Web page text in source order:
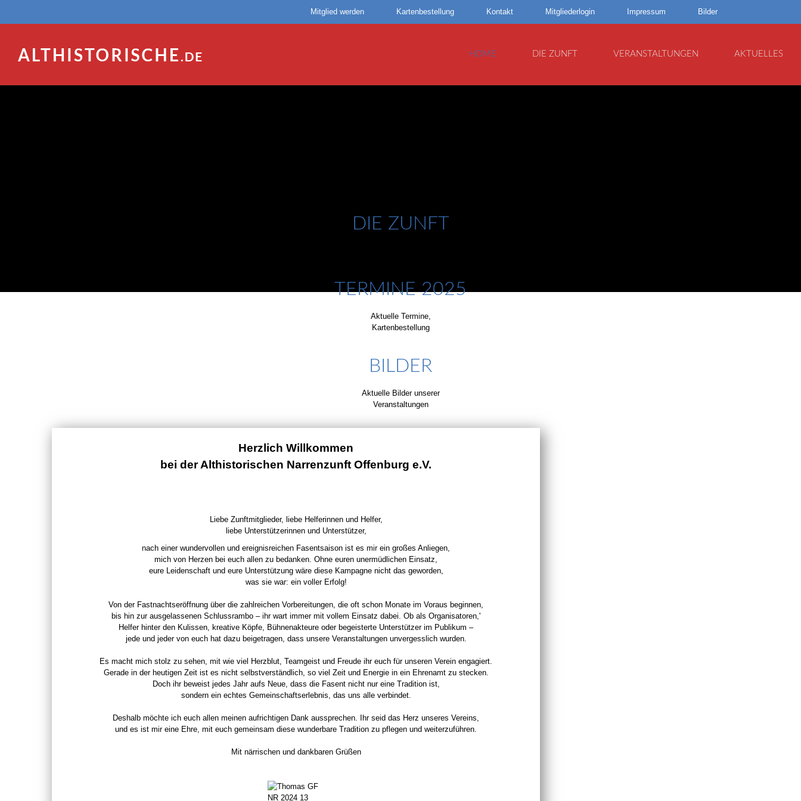
Mitglied werden Kartenbestellung Kontakt Mitgliederlogin Impressum Bilder
HOME DIE ZUNFT VERANSTALTUNGEN AKTUELLES
DIE ZUNFT
TERMINE 2025
Aktuelle Termine,
Kartenbestellung
BILDER
Aktuelle Bilder unserer
Veranstaltungen
Herzlich Willkommen
bei der Althistorischen Narrenzunft Offenburg e.V.
Liebe Zunftmitglieder, liebe Helferinnen und Helfer,
liebe Unterstützerinnen und Unterstützer,
nach einer wundervollen und ereignisreichen Fasentsaison ist es mir ein großes Anliegen,
mich von Herzen bei euch allen zu bedanken. Ohne euren unermüdlichen Einsatz,
eure Leidenschaft und eure Unterstützung wäre diese Kampagne nicht das geworden,
was sie war: ein voller Erfolg!
Von der Fastnachtseröffnung über die zahlreichen Vorbereitungen, die oft schon Monate im Voraus beginnen,
bis hin zur ausgelassenen Schlussrambo – ihr wart immer mit vollem Einsatz dabei. Ob als Organisatoren,'
Helfer hinter den Kulissen, kreative Köpfe, Bühnenakteure oder begeisterte Unterstützer im Publikum –
jede und jeder von euch hat dazu beigetragen, dass unsere Veranstaltungen unvergesslich wurden.
Es macht mich stolz zu sehen, mit wie viel Herzblut, Teamgeist und Freude ihr euch für unseren Verein engagiert.
Gerade in der heutigen Zeit ist es nicht selbstverständlich, so viel Zeit und Energie in ein Ehrenamt zu stecken.
Doch ihr beweist jedes Jahr aufs Neue, dass die Fasent nicht nur eine Tradition ist,
sondern ein echtes Gemeinschaftserlebnis, das uns alle verbindet.
Deshalb möchte ich euch allen meinen aufrichtigen Dank aussprechen. Ihr seid das Herz unseres Vereins,
und es ist mir eine Ehre, mit euch gemeinsam diese wunderbare Tradition zu pflegen und weiterzuführen.
Mit närrischen und dankbaren Grüßen